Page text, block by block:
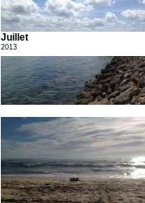
Juillet
2013